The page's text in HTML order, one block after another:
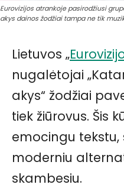
Eurovizijos atrankoje pasirodžiusi
akys dainos žodžiai tampa ne tik
Lietuvos „
nugalėtojai
akys“ žodžiai
tiek žiūrovus. Šis
emocingu
moderniu
skambesiu.